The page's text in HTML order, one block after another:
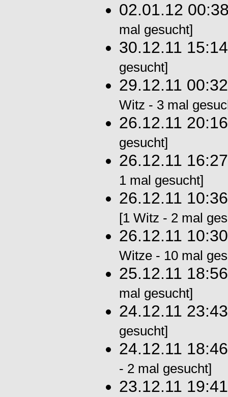
02.01.12
mal gesucht]
30.12.11
gesucht]
29.12.11
Witz - 3 mal
26.12.11
gesucht]
26.12.11
1 mal gesucht]
26.12.11
[1 Witz - 2 mal
26.12.11
Witze - 10 mal
25.12.11
mal gesucht]
24.12.11
gesucht]
24.12.11
- 2 mal gesucht]
23.12.11